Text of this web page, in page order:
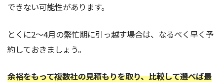
できない可能性があります。
とくに2～4月の繁忙期に引っ越す場合は、なるべく早く予
約しておきましょう。
余裕をもって複数社の見積もりを取り、比較して選べば最